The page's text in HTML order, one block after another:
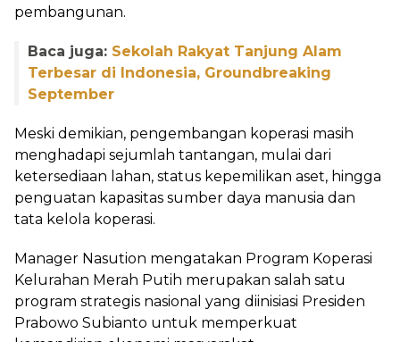
pembangunan.
Baca juga: Sekolah Rakyat Tanjung Alam
Terbesar di Indonesia, Groundbreaking
September
Meski demikian, pengembangan koperasi masih
menghadapi sejumlah tantangan, mulai dari
ketersediaan lahan, status kepemilikan aset, hingga
penguatan kapasitas sumber daya manusia dan
tata kelola koperasi.
Manager Nasution mengatakan Program Koperasi
Kelurahan Merah Putih merupakan salah satu
program strategis nasional yang diinisiasi Presiden
Prabowo Subianto untuk memperkuat